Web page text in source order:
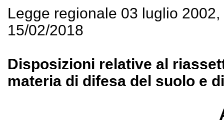
Legge regionale 03 luglio
15/02/2018
Disposizioni relative al
materia di difesa del suolo e